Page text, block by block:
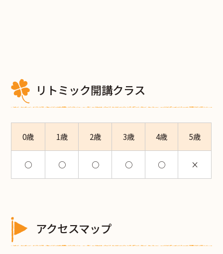
リトミック開講クラス
0歳 1歳 2歳 3歳 4歳 5歳
○ ○ ○ ○ ○ ×
アクセスマップ